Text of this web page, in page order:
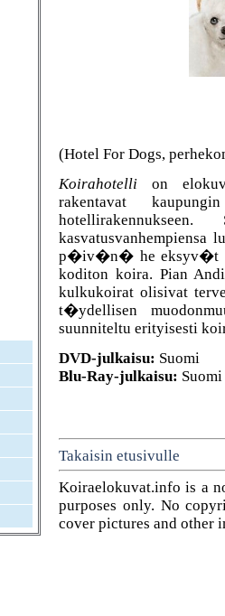
(Hotel For Dogs,
Koirahotelli on
rakentavat
p�iv�n� he eksyv�t
koditon koira. Pian
kulkukoirat olisivat
t�ydellisen
suunniteltu erityisesti
DVD-julkaisu: Suomi
Blu-Ray-julkaisu: Suomi
Takaisin etusivulle
Koiraelokuvat.info is a
purposes only. No
cover pictures and other